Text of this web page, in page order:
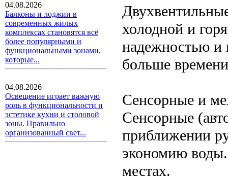
04.08.2026
Балконы и лоджии в
современных жилых
комплексах становятся всё
более популярными и
функциональными зонами,
которые...
04.08.2026
Освещение играет важную
роль в функциональности и
эстетике кухни и столовой
зоны. Правильно
организованный свет...
холодной и
надежностью и
больше
Сенсорные и
Сенсорные
приближении
экономию
местах.